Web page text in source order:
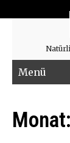
Menü
Monat: